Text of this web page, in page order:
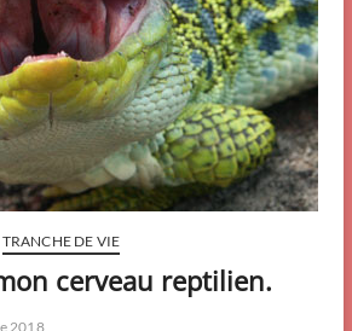
TRANCHE DE VIE
cerveau reptilien.
2018